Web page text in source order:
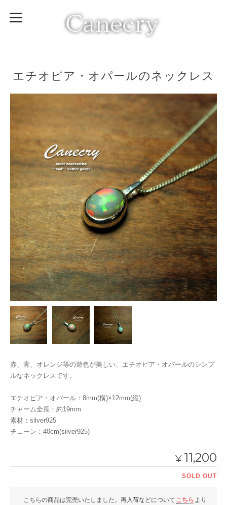
エチオピア・オパールのネックレス
赤、青、オレンジ等の遊色が美しい、エチオピア・オパールのシンプ
ルなネックレスです。
エチオピア・オパール：8mm(横)×12mm(縦)
チャーム全長：約19mm
素材：silver925
チェーン：40cm(silver925)
¥ 11,200
SOLD OUT
こちらの商品は完売いたしました。再入荷などについて こちら より